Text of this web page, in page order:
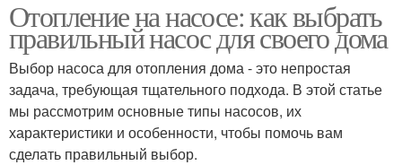
Пластинчатые насосы Насосы с редуктором
Энергоэффективный
насос
Циркуляционный насос
Отопление на насосе: как выбрать
правильный насос для своего дома
Выбор насоса для отопления дома - это непростая
задача, требующая тщательного подхода. В этой статье
мы рассмотрим основные типы насосов, их
характеристики и особенности, чтобы помочь вам
сделать правильный выбор.